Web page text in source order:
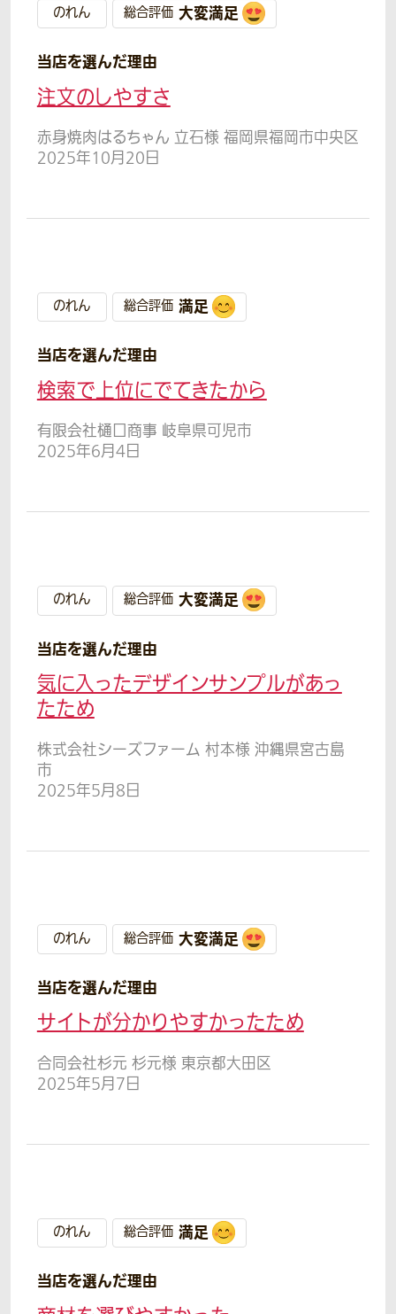
のれん 総合評価 大変満足
当店を選んだ理由
注文のしやすさ
赤身焼肉はるちゃん 立石様 福岡県福岡市中央区
2025年10月20日
のれん 総合評価 満足
当店を選んだ理由
検索で上位にでてきたから
有限会社樋口商事 岐阜県可児市
2025年6月4日
のれん 総合評価 大変満足
当店を選んだ理由
気に入ったデザインサンプルがあっ
たため
株式会社シーズファーム 村本様 沖縄県宮古島
市
2025年5月8日
のれん 総合評価 大変満足
当店を選んだ理由
サイトが分かりやすかったため
合同会社杉元 杉元様 東京都大田区
2025年5月7日
のれん 総合評価 満足
当店を選んだ理由